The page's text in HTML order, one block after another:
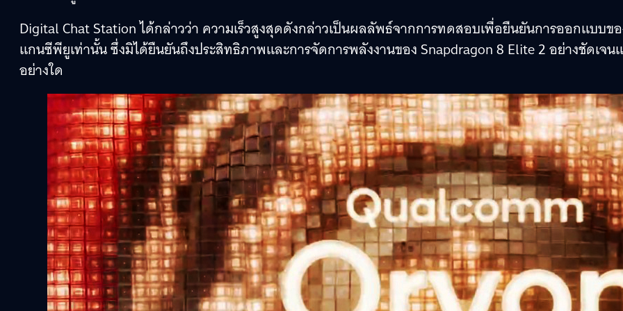
Digital Chat Station ได้กล่าวว่า ความเร็วสูงสุดดังกล่าวเป็นผลลัพธ์จากการทดสอบเพื่อยืนยันการออกแบบข
แกนซีพียูเท่านั้น ซึ่งมิได้ยืนยันถึงประสิทธิภาพและการจัดการพลังงานของ Snapdragon 8 Elite 2 อย่างชัดเจน
อย่างใด